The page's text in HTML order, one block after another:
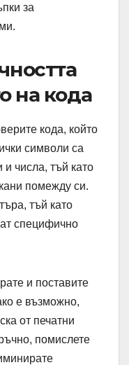
за
на кода
кода, който
символи са
числа, тъй като
помежду си.
тъй като
специфично
и поставите
е възможно,
от печатни
помислете